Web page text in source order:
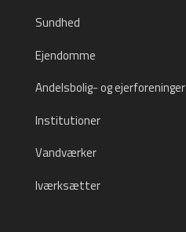
Sundhed
Ejendomme
Andelsbolig- og ejerforeninger
Institutioner
Vandværker
Iværksætter